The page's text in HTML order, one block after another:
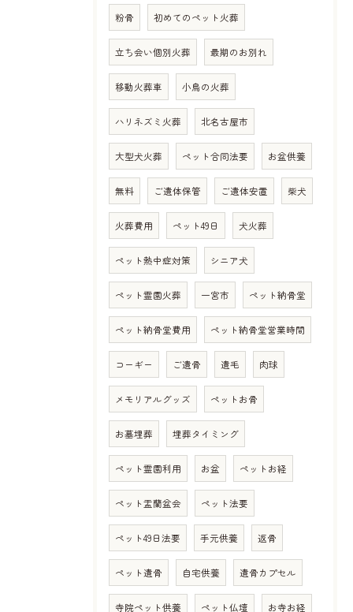
粉骨 初めてのペット火葬
立ち会い個別火葬 最期のお別れ
移動火葬車 小鳥の火葬
ハリネズミ火葬 北名古屋市
大型犬火葬 ペット合同法要 お盆供養
無料 ご遺体保管 ご遺体安置 柴犬
火葬費用 ペット49日 犬火葬
ペット熱中症対策 シニア犬
ペット霊園火葬 一宮市 ペット納骨堂
ペット納骨堂費用 ペット納骨堂営業時間
コーギー ご遺骨 遺毛 肉球
メモリアルグッズ ペットお骨
お墓埋葬 埋葬タイミング
ペット霊園利用 お盆 ペットお経
ペット盂蘭盆会 ペット法要
ペット49日法要 手元供養 返骨
ペット遺骨 自宅供養 遺骨カプセル
寺院ペット供養 ペット仏壇 お寺お経